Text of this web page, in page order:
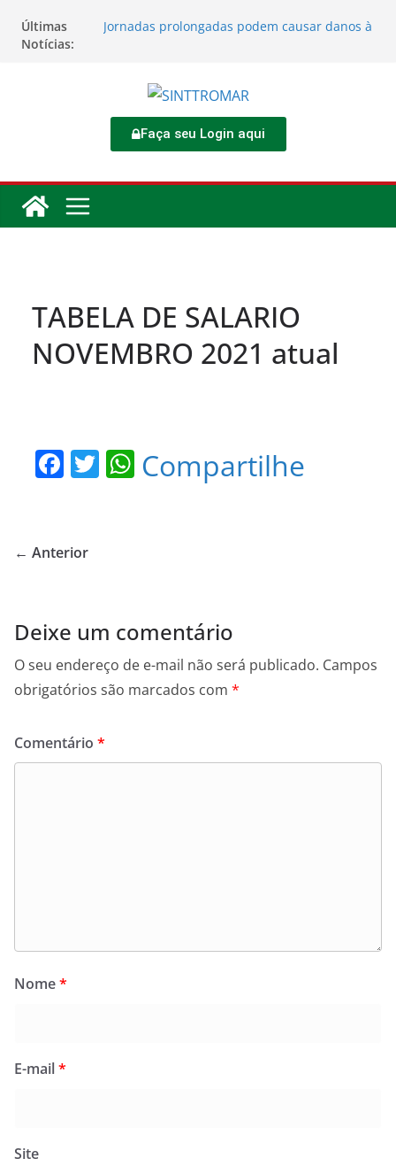
Últimas
Notícias:
Jornadas prolongadas podem causar danos à
Rodoviários se reúnem no 4º Congresso da
Sinttromar garante acordo de R$ 1,7 milhão e
corrige direitos de motoristas da
Transcocamar
dos trabalhadores
Faça seu Login aqui
TABELA DE SALARIO
NOVEMBRO 2021 atual
F
e
o
k
T W
p
Compartilhe
← Anterior
Deixe um comentário
O seu endereço de e-mail não será publicado. Campos
obrigatórios são marcados com *
Comentário *
Nome*
E-mail*
Site